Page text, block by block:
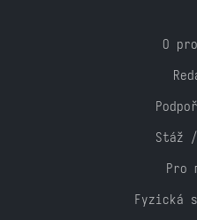
O
Stáž
Pro
Fyzická